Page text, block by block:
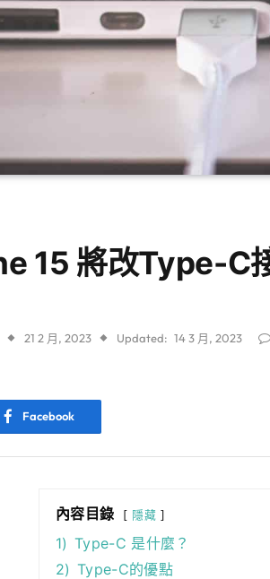
15 將改Type-C
21 2 月, 2023 Updated: 14 3 月, 2023
Facebook
內容目錄 隱藏
1) Type-C 是什麼？
2) Type-C的優點